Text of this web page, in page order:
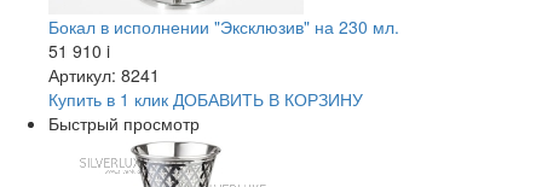
Бокал в исполнении "Эксклюзив" на 230 мл.
51 910 i
Артикул: 8241
Купить в 1 клик ДОБАВИТЬ В КОРЗИНУ
Быстрый просмотр